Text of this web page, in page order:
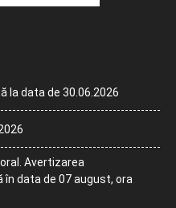
la data de 30.06.2026
Avertizarea
data de 07 august, ora